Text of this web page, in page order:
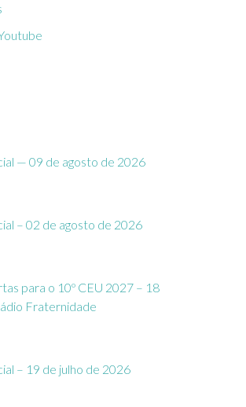
— 09 de agosto de 2026
– 02 de agosto de 2026
para o 10º CEU 2027 – 18
Fraternidade
– 19 de julho de 2026